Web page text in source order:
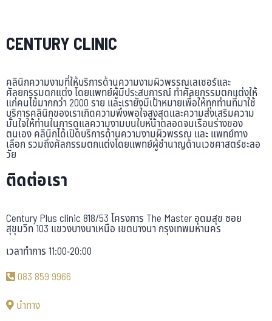
CENTURY CLINIC
คลินิกความงามที่ให้บริการด้านความงามผิวพรรณเลเซอร์และ
ศัลยกรรมตกแต่ง โดยแพทย์ผู้มีประสบการณ์ ทำศัลยกรรมตกแต่งให้
แก่คนไข้มากกว่า 2000 ราย และเรายังมีเป้าหมายเพื่อให้ทุกท่านที่มาใช้
บริการคลินิกของเราเกิดความพึงพอใจสูงสุดและความส่งเสริมความ
มั่นใจให้ท่านในการดูแลความงามบนใบหน้าตลอดจนเรือนร่างของ
ตนเอง คลินิกได้เปิดบริการด้านความงามผิวพรรณ และ แพทย์ทาง
เลือก รวมถึงศัลกรรมตกแต่งโดยแพทย์ผู้ชำนาญด้านเวชศาสตร์ชะลอ
วัย
ติดต่อเรา
Century Plus clinic 818/53 โครงการ The Master อุดมสุข ซอย
สุขุมวิท 103 แขวงบางนาเหนือ เขตบางนา กรุงเทพมหานคร
เวลาทำการ 11:00-20:00
083 859 9966
นำทาง